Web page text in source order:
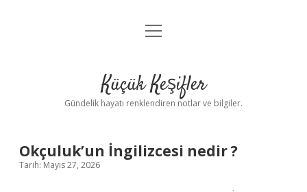
Anasayfa
Yasal Uyarı
menüyü
Küçük Keşifler
Gündelik hayatı renklendiren notlar ve bilgiler.
Okçuluk’un İngilizcesi nedir ?
Tarih: Mayıs 27, 2026